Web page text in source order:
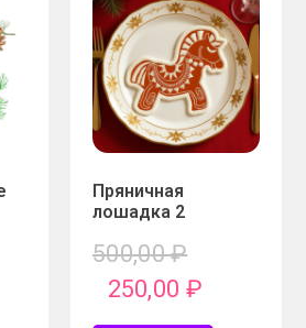
Пряничная
лошадка 2
500,00₽
250,00 ₽